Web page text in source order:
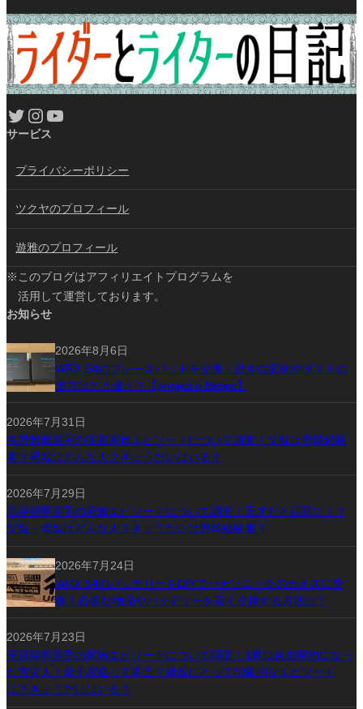
Twitter Instagram YouTube
サービス
プライバシーポリシー
ツクヤのプロフィール
遊雅のプロフィール
※このブログはアフィリエイトプログラムを
活用して運営しております。
お知らせ
2026年8月6日
WRX S4のブレーキパッドを交換！効きの変化やダストの
出方はどう違う？【project μ Bspec】
2026年7月31日
矢野雅哉選手の実家家族エピソードについて調査！父親は野球経験
者？母親はどんな人？きょうだいはいる？
2026年7月29日
髙寺望夢選手の家族エピソードについて調査！天才だと話題に！？
父親・母親はどんな人？きょうだいは野球経験者？
2026年7月24日
WRX S4のバッテリーをDIYでパナソニックのカオスに交
換！必要な物品やバッテリーを安く交換する方法は？
2026年7月23日
笹原操希選手の家族エピソードについて調査！1度は自由契約になっ
た苦労人！母子家庭って本当？母親にとって印象的なエピソード
は？きょうだいはいる？